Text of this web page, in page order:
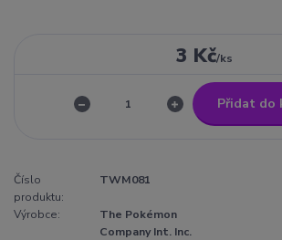
3 Kč/ks
Přidat do
Číslo
produktu:
TWM081
Výrobce:
The Pokémon
Company Int. Inc.